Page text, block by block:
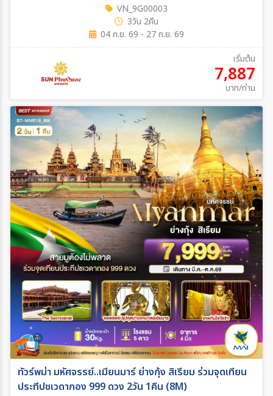
VN_9G00003
3วัน 2คืน
04 ก.ย. 69 - 27 ก.ย. 69
เริ่มต้น
7,887
บาท/ท่าน
ทัวร์พม่า มหัศจรรย์..เมียนมาร์ ย่างกุ้ง สิเรียม ร่วมจุดเทียน
ประทีปชเวดากอง 999 ดวง 2วัน 1คืน (8M)